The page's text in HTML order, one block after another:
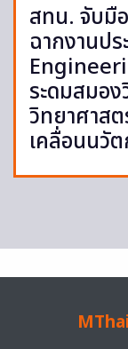
สทน. จับมื
ฉากงานป
ระดมสมอ
วิทยาศาส
เคลื่อนนวั